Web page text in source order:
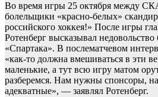
Во время игры 25 октября между
болельщики «красно-белых»
российского хоккея!» После игры
Ротенберг высказывал
«Спартака». В послематчевом
«как‑то должна вмешиваться в эти
маленькие, а тут всю игру матом
разберемся. Нам нужны спонсоры,
адекватные», — заявлял Ротенберг.